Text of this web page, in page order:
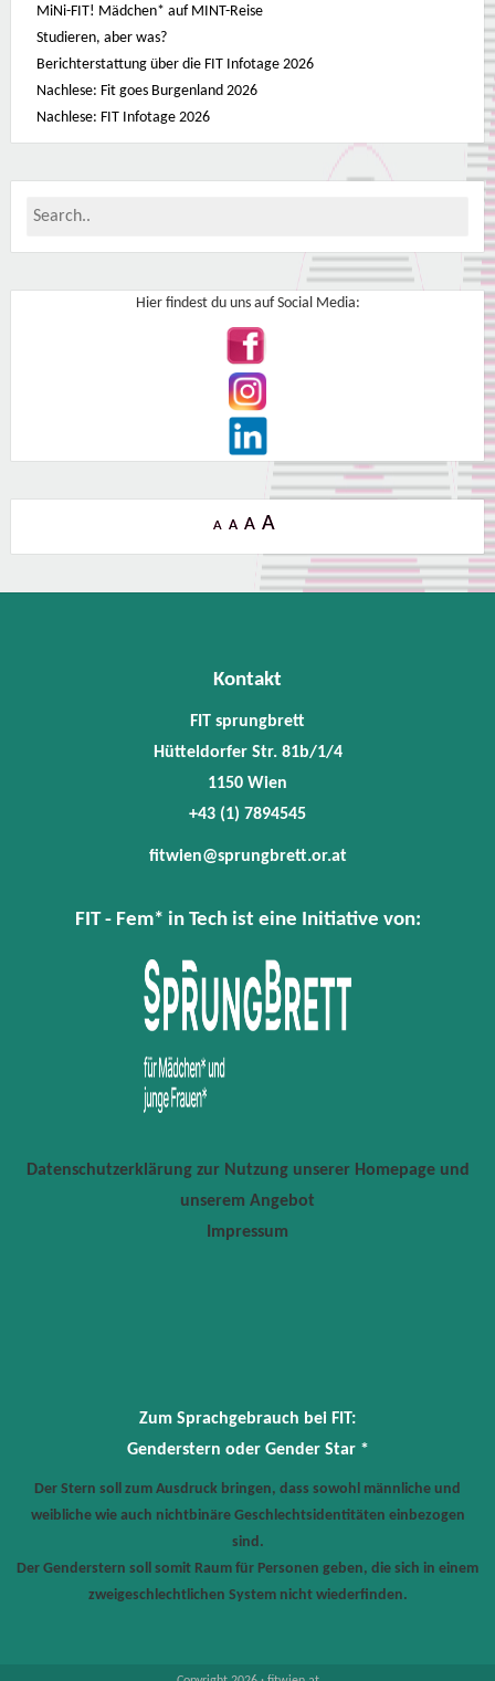
MiNi-FIT! Mädchen* auf MINT-Reise
Studieren, aber was?
Berichterstattung über die FIT Infotage 2026
Nachlese: Fit goes Burgenland 2026
Nachlese: FIT Infotage 2026
Hier findest du uns auf Social Media:
A A A A
Kontakt
FIT sprungbrett
Hütteldorfer Str. 81b/1/4
1150 Wien
+43 (1) 7894545
fitwien@sprungbrett.or.at
FIT - Fem* in Tech ist eine Initiative von:
Datenschutzerklärung zur Nutzung unserer Homepage und
unserem Angebot
Impressum
Zum Sprachgebrauch bei FIT:
Genderstern oder Gender Star *
Der Stern soll zum Ausdruck bringen, dass sowohl männliche und
weibliche wie auch nichtbinäre Geschlechtsidentitäten einbezogen
sind.
Der Genderstern soll somit Raum für Personen geben, die sich in einem
zweigeschlechtlichen System nicht wiederfinden.